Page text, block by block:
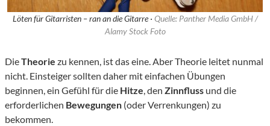
Löten für Gitarristen – ran an die Gitarre · Quelle: Panther Media GmbH /
Alamy Stock Foto
DieTheorie zu kennen, ist das eine. Aber Theorie leitet nunmal
nicht. Einsteiger sollten daher mit einfachen Übungen
beginnen, ein Gefühl für die Hitze , den Zinnfluss und die
erforderlichen Bewegungen (oder Verrenkungen) zu
bekommen.